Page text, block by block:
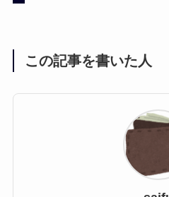
この記事を書いた人